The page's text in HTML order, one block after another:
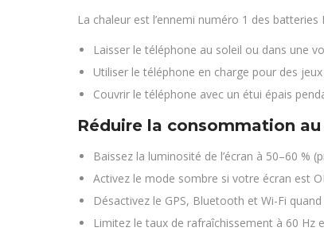
La chaleur est l’ennemi numéro 1 des batteries
Laisser le téléphone au soleil ou dans une
Utiliser le téléphone en charge pour des
Couvrir le téléphone avec un étui épais
Réduire la consommation
Baissez la luminosité de l’écran à 50–60 %
Activez le mode sombre si votre écran est
Désactivez le GPS, Bluetooth et Wi-Fi
Limitez le taux de rafraîchissement à 60 Hz